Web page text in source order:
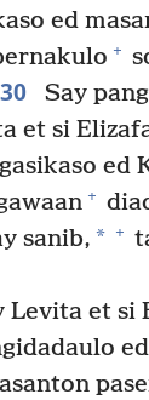
ed
+
30
Say
et si
ed
+
sanib, * +
Levita et si